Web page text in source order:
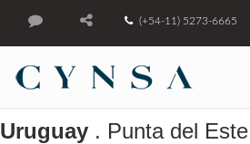
(+54-11) 5273-6665
Uruguay . Punta del Este